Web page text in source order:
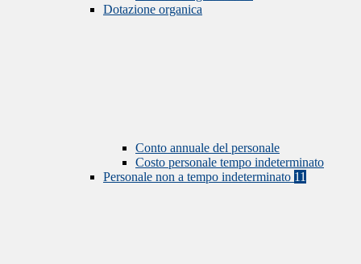
Dotazione organica
Conto annuale del personale
Costo personale tempo indeterminato
Personale non a tempo indeterminato 11